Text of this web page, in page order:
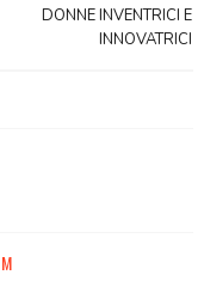
DONNE INVENTRICI E
INNOVATRICI